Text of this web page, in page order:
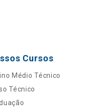
Cursos
Médio Técnico
Técnico